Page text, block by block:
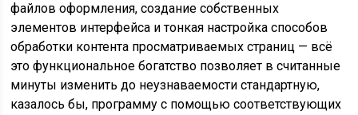
файлов оформления, создание собственных
элементов интерфейса и тонкая настройка способов
обработки контента просматриваемых страниц — всё
это функциональное богатство позволяет в считанные
минуты изменить до неузнаваемости стандартную,
казалось бы, программу с помощью соответствующих